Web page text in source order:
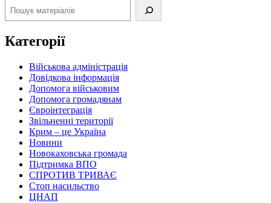
Категорії
Військова адміністрація
Довідкова інформація
Допомога військовим
Допомога громадянам
Євроінтеграція
Звільненні території
Крим – це Україна
Новини
Новокаховська громада
Підтримка ВПО
СПРОТИВ ТРИВАЄ
Стоп насильство
ЦНАП